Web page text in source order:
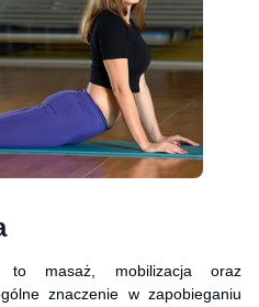
to masaż, mobilizacja oraz
znaczenie w zapobieganiu